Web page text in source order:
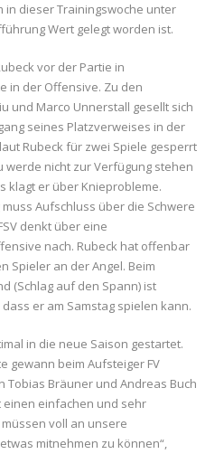
in dieser Trainingswoche unter
Wert gelegt worden ist.
vor der Partie in
in der Offensive. Zu den
und Marco Unnerstall gesellt sich
seines Platzverweises in der
Rubeck für zwei Spiele gesperrt
werde nicht zur Verfügung stehen
klagt er über Knieprobleme.
muss Aufschluss über die Schwere
denkt über eine
nach. Rubeck hat offenbar
Spieler an der Angel. Beim
(Schlag auf den Spann) ist
er am Samstag spielen kann.
in die neue Saison gestartet.
gewann beim Aufsteiger FV
Tobias Bräuner und Andreas Buch
einen einfachen und sehr
voll an unsere
mitnehmen zu können“,